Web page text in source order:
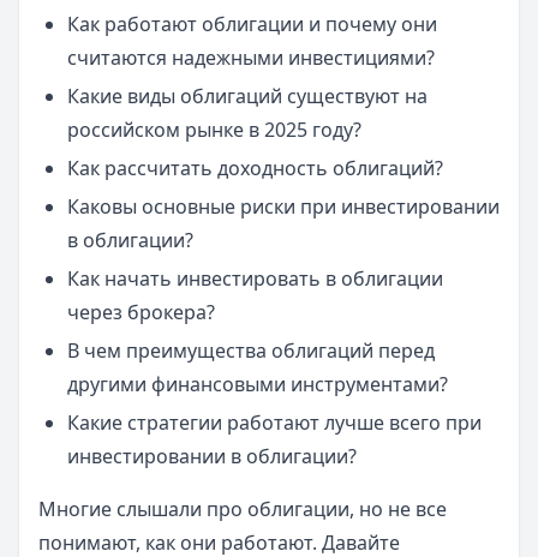
Как работают облигации и почему они
считаются надежными инвестициями?
Какие виды облигаций существуют на
российском рынке в 2025 году?
Как рассчитать доходность облигаций?
Каковы основные риски при инвестировании
в облигации?
Как начать инвестировать в облигации
через брокера?
В чем преимущества облигаций перед
другими финансовыми инструментами?
Какие стратегии работают лучше всего при
инвестировании в облигации?
Многие слышали про облигации, но не все
понимают, как они работают. Давайте